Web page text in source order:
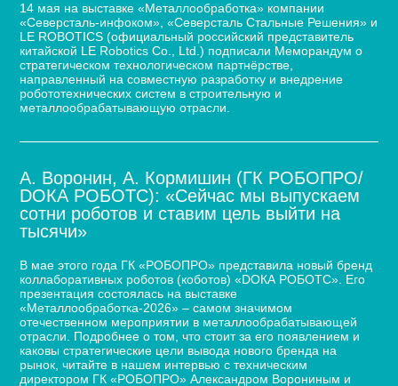
14 мая на выставке «Металлообработка» компании
«Северсталь-инфоком», «Северсталь Стальные Решения» и
LE ROBOTICS (официальный российский представитель
китайской LE Robotics Co., Ltd.) подписали Меморандум о
стратегическом технологическом партнёрстве,
направленный на совместную разработку и внедрение
робототехнических систем в строительную и
металлообрабатывающую отрасли.
А. Воронин, А. Кормишин (ГК РОБОПРО/
DOКА РОБОТС): «Сейчас мы выпускаем
сотни роботов и ставим цель выйти на
тысячи»
В мае этого года ГК «РОБОПРО» представила новый бренд
коллаборативных роботов (коботов) «DОКА РОБОТС». Его
презентация состоялась на выставке
«Металлообработка-2026» – самом значимом
отечественном мероприятии в металлообрабатывающей
отрасли. Подробнее о том, что стоит за его появлением и
каковы стратегические цели вывода нового бренда на
рынок, читайте в нашем интервью с техническим
директором ГК «РОБОПРО» Александром Ворониным и